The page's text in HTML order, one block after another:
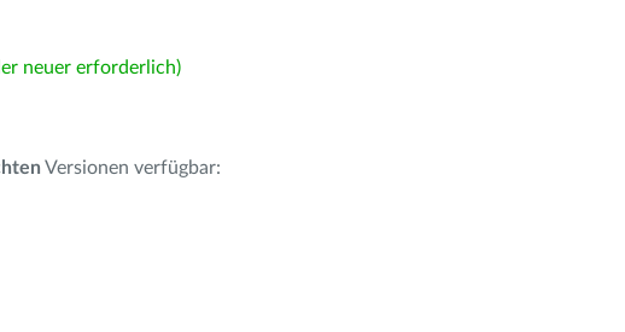
neuer erforderlich)
Versionen verfügbar: